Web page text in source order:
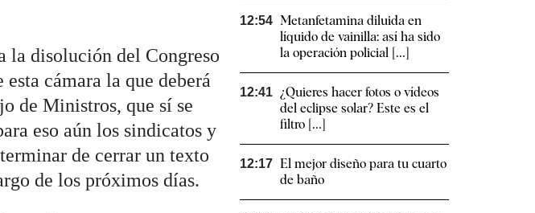
la disolución del Congreso
cámara la que deberá
de Ministros, que sí se
eso aún los sindicatos y
de cerrar un texto
de los próximos días.
12:54 Metanfetamina diluida en
líquido de vainilla: así ha sido
la operación policial [...]
12:41 ¿Quieres hacer fotos o vídeos
del eclipse solar? Este es el
filtro [...]
12:17 El mejor diseño para tu cuarto
de baño